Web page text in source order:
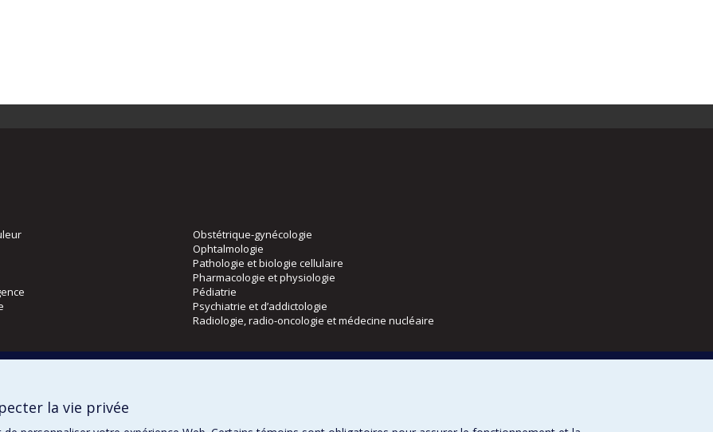
Obstétrique-gynécologie
Ophtalmologie
Pathologie et biologie cellulaire
Pharmacologie et physiologie
Pédiatrie
Psychiatrie et d’addictologie
Radiologie, radio-oncologie et médecine nucléaire
la vie privée